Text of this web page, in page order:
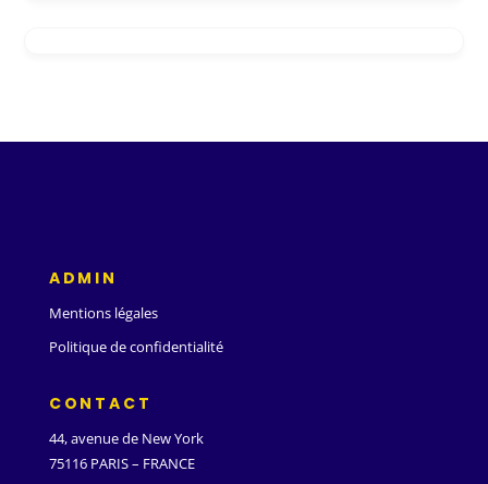
ADMIN
Mentions légales
Politique de confidentialité
CONTACT
44, avenue de New York
75116 PARIS – FRANCE